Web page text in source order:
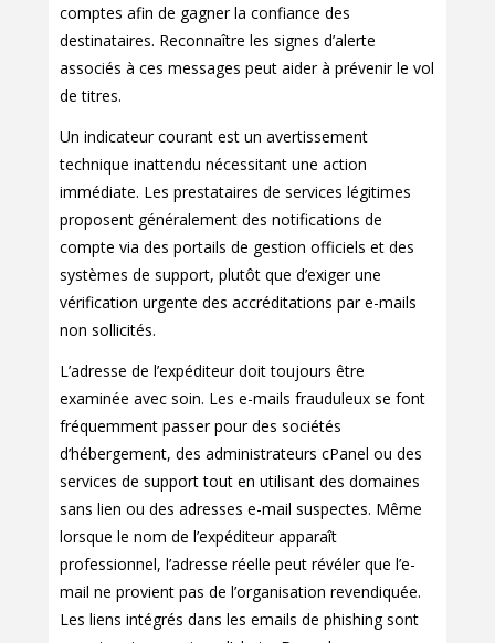
comptes afin de gagner la confiance des
destinataires. Reconnaître les signes d’alerte
associés à ces messages peut aider à prévenir le vol
de titres.
Un indicateur courant est un avertissement
technique inattendu nécessitant une action
immédiate. Les prestataires de services légitimes
proposent généralement des notifications de
compte via des portails de gestion officiels et des
systèmes de support, plutôt que d’exiger une
vérification urgente des accréditations par e-mails
non sollicités.
L’adresse de l’expéditeur doit toujours être
examinée avec soin. Les e-mails frauduleux se font
fréquemment passer pour des sociétés
d’hébergement, des administrateurs cPanel ou des
services de support tout en utilisant des domaines
sans lien ou des adresses e-mail suspectes. Même
lorsque le nom de l’expéditeur apparaît
professionnel, l’adresse réelle peut révéler que l’e-
mail ne provient pas de l’organisation revendiquée.
Les liens intégrés dans les emails de phishing sont